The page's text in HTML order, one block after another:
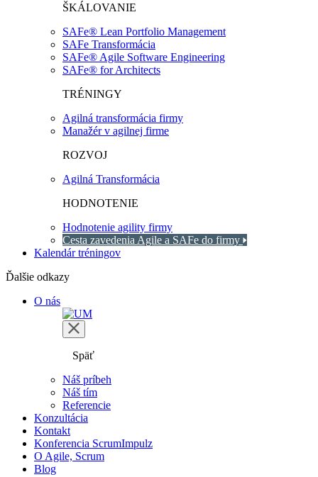
ŠKÁLOVANIE
SAFe® Lean Portfolio Management
SAFe Transformácia
SAFe® Agile Software Engineering
SAFe® for Architects
TRÉNINGY
Agilná transformácia firmy
Manažér v agilnej firme
ROZVOJ
Agilná Transformácia
HODNOTENIE
Hodnotenie agility firmy
Cesta zavedenia Agile a SAFe do firmy
Kalendár tréningov
Ďalšie odkazy
O nás
Späť
Náš príbeh
Náš tím
Referencie
Konzultácia
Kontakt
Konferencia ScrumImpulz
O Agile, Scrum
Blog